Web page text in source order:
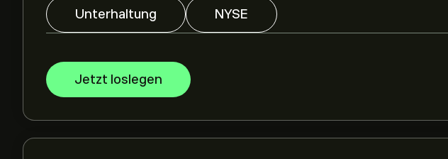
Unterhaltung
NYSE
Jetzt loslegen